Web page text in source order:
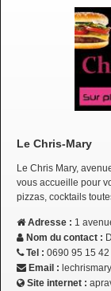
Le Chris-Mary
Le Chris Mary,
vous accueille pour
pizzas, cocktails
Adresse : 1
Nom du contact :
Tel : 0690 95 15 42
Email :
Site internet :